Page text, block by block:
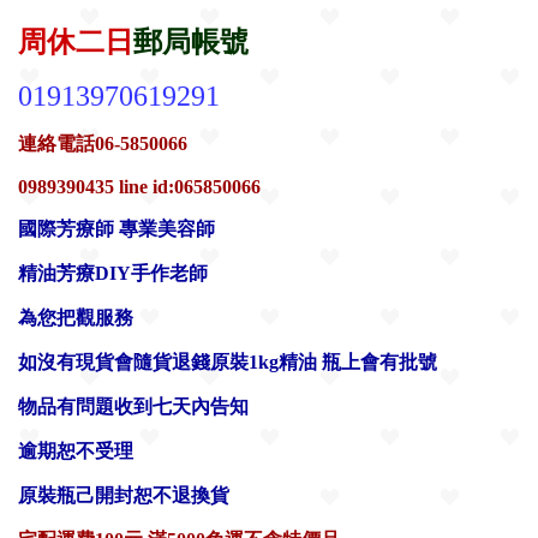
周休二日 郵局帳號
01913970619291
連絡電話06-5850066
0989390435 line id:065850066
國際芳療師 專業美容師
精油芳療DIY手作老師
為您把觀服務
如沒有現貨會隨貨退錢原裝1kg精油 瓶上會有批號
物品有問題收到七天內告知
逾期恕不受理
原裝瓶己開封恕不退換貨